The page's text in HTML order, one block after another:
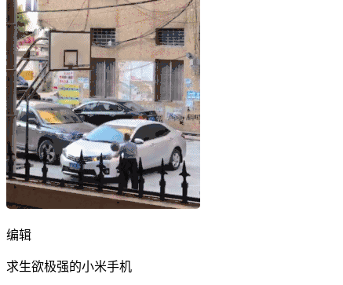
编辑
求生欲极强的小米手机